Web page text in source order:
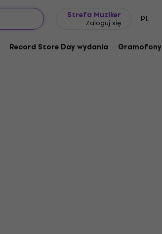
Strefa Muziker
Zaloguj się PL
Record Store Day wydania Gramofony